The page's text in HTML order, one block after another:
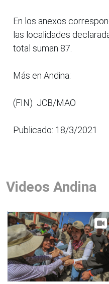
En los anexos
las localidades
total suman 87.
Más en Andina:
(FIN) JCB/MAO
Publicado: 18/3/2021
Videos Andina